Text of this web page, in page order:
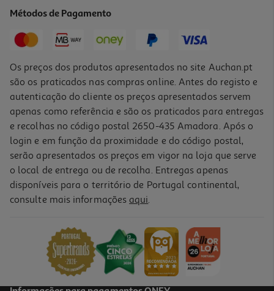
17,90 € PVP de editor
-10%
Livro João De Ferro
PVP de editor
15,75 €
Métodos de Pagamento
Os preços dos produtos apresentados no site Auchan.pt
são os praticados nas compras online. Antes do registo e
autenticação do cliente os preços apresentados servem
apenas como referência e são os praticados para entregas
e recolhas no código postal 2650-435 Amadora. Após o
login e em função da proximidade e do código postal,
serão apresentados os preços em vigor na loja que serve
o local de entrega ou de recolha. Entregas apenas
disponíveis para o território de Portugal continental,
consulte mais informações aqui.